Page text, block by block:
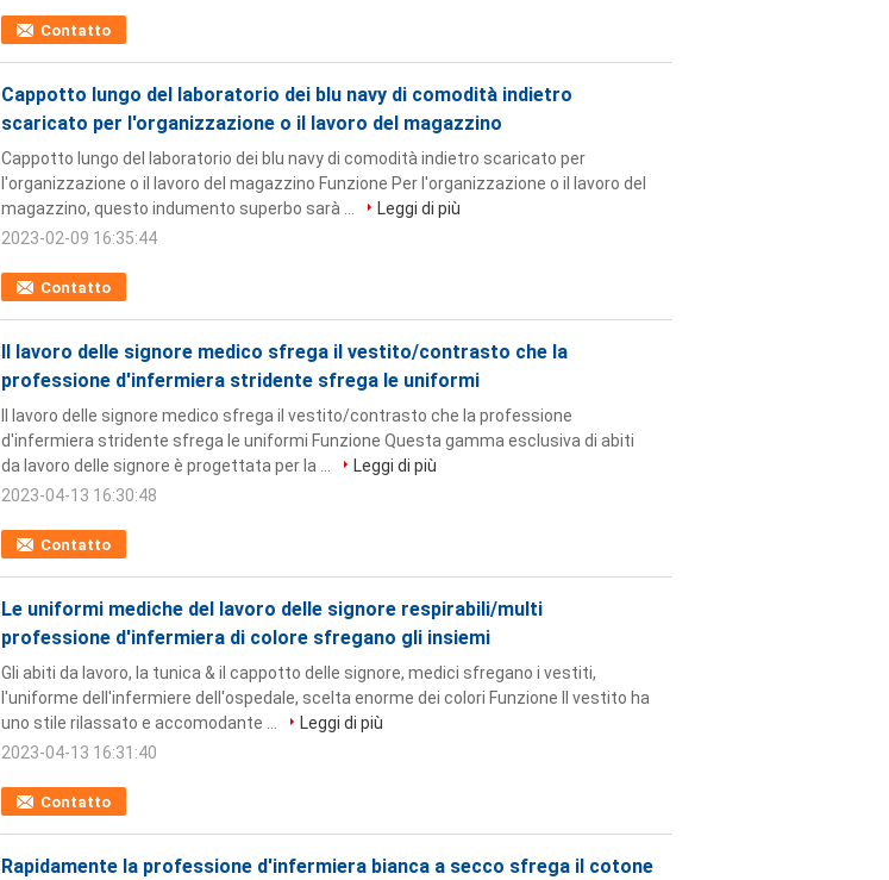
Contatto
Cappotto lungo del laboratorio dei blu navy di comodità indietro
scaricato per l'organizzazione o il lavoro del magazzino
Contatto
Cappotto lungo del laboratorio dei blu navy di comodità indietro scaricato per
l'organizzazione o il lavoro del magazzino Funzione Per l'organizzazione o il lavoro del
magazzino, questo indumento superbo sarà ...
Leggi di più
2023-02-09 16:35:44
Il lavoro delle signore medico sfrega il vestito/contrasto che la
professione d'infermiera stridente sfrega le uniformi
Contatto
Il lavoro delle signore medico sfrega il vestito/contrasto che la professione
d'infermiera stridente sfrega le uniformi Funzione Questa gamma esclusiva di abiti
da lavoro delle signore è progettata per la ...
Leggi di più
2023-04-13 16:30:48
Le uniformi mediche del lavoro delle signore respirabili/multi
professione d'infermiera di colore sfregano gli insiemi
Contatto
Gli abiti da lavoro, la tunica & il cappotto delle signore, medici sfregano i vestiti,
l'uniforme dell'infermiere dell'ospedale, scelta enorme dei colori Funzione Il vestito ha
uno stile rilassato e accomodante ...
Leggi di più
2023-04-13 16:31:40
Rapidamente la professione d'infermiera bianca a secco sfrega il cotone